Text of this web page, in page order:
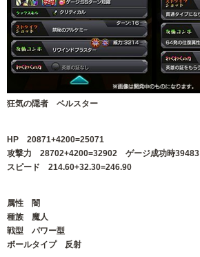
狂気の隠者 ベルスター
HP 20871+4200=25071
攻撃力 28702+4200=32902 ゲージ成功時39483
スピード 214.60+32.30=246.90
属性 闇
種族 魔人
戦型 パワー型
ボールタイプ 反射